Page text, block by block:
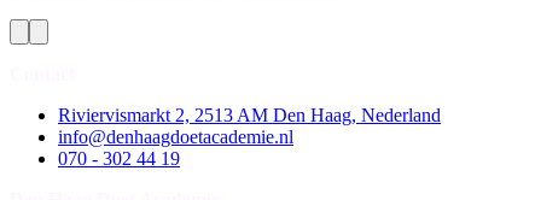
Riviervismarkt 2, 2513 AM Den Haag, Nederland
info@denhaagdoetacademie.nl
070 - 302 44 19